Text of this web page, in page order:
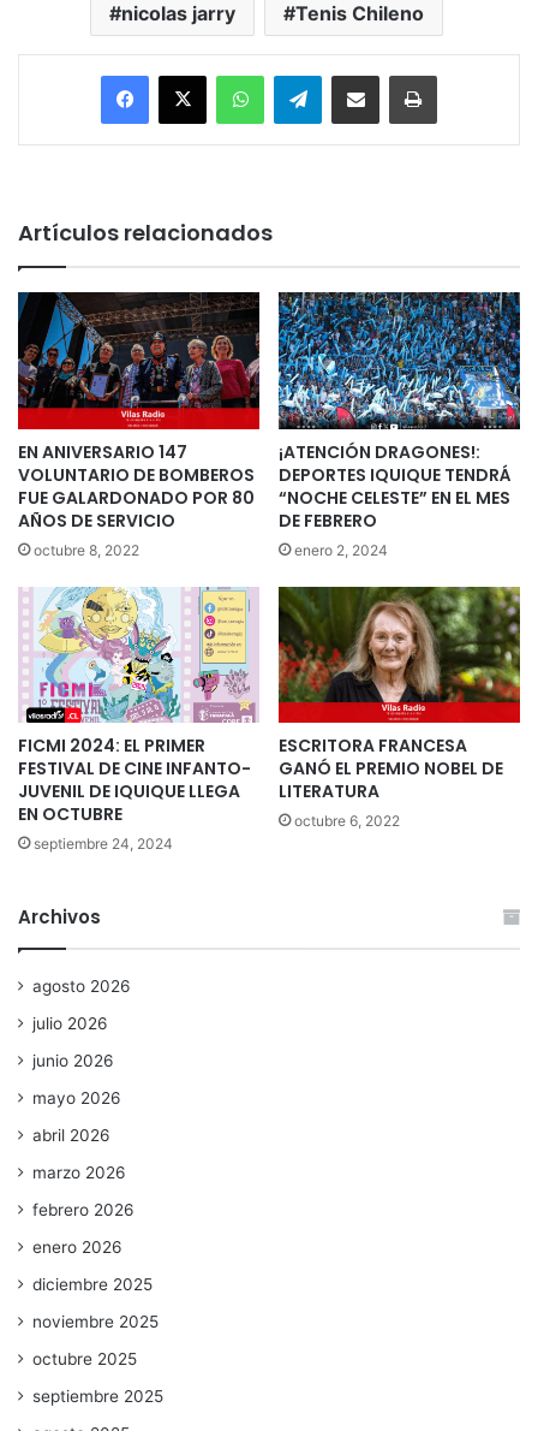
nicolas jarry Tenis Chileno
Facebook
X WhatsAppTelegramEnviar vía email Imprimir
Artículos relacionados
EN ANIVERSARIO 147
VOLUNTARIO DE BOMBEROS
FUE GALARDONADO POR 80
AÑOS DE SERVICIO
octubre 8, 2022
¡ATENCIÓN DRAGONES!:
DEPORTES IQUIQUE TENDRÁ
“NOCHE CELESTE” EN EL MES
DE FEBRERO
enero 2, 2024
FICMI 2024: EL PRIMER
FESTIVAL DE CINE INFANTO-
JUVENIL DE IQUIQUE LLEGA
EN OCTUBRE
septiembre 24, 2024
ESCRITORA FRANCESA
GANÓ EL PREMIO NOBEL DE
LITERATURA
octubre 6, 2022
Archivos
agosto 2026
julio 2026
junio 2026
mayo 2026
abril 2026
marzo 2026
febrero 2026
enero 2026
diciembre 2025
noviembre 2025
octubre 2025
septiembre 2025